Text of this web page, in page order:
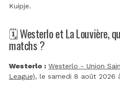
Kuipje.
🗓️ Westerlo et La Louvière,
matchs ?
Westerlo : Westerlo - Union
League), le samedi 8 août 2026